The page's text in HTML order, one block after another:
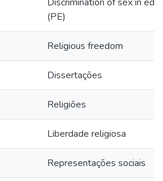
(PE)
Religious freedom
Dissertações
Religiões
Liberdade religiosa
Representações sociais